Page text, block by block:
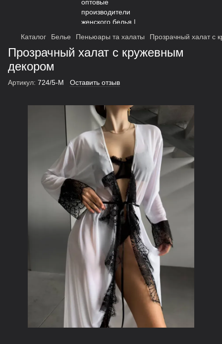
Каталог Белье Пеньюары та халаты Прозрачный халат с
Прозрачный халат с кружевным
декором
Артикул: 724/5-M Оставить отзыв